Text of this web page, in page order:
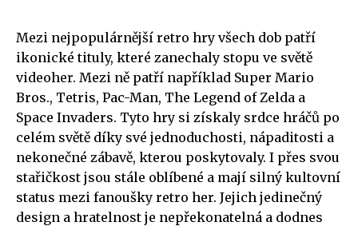
Mezi nejpopulárnější retro hry všech dob patří
ikonické tituly, které zanechaly stopu ve světě
videoher. Mezi ně patří například Super Mario
Bros., Tetris, Pac-Man, The Legend of Zelda a
Space Invaders. Tyto hry si získaly srdce hráčů po
celém světě díky své jednoduchosti, nápaditosti a
nekonečné zábavě, kterou poskytovaly. I přes svou
stařičkost jsou stále oblíbené a mají silný kultovní
status mezi fanoušky retro her. Jejich jedinečný
design a hratelnost je nepřekonatelná a dodnes